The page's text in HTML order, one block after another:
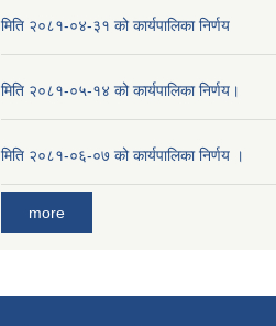
मिति २०८१-०४-३१ को कार्यपालिका निर्णय
मिति २०८१-०५-१४ को कार्यपालिका निर्णय।
मिति २०८१-०६-०७ को कार्यपालिका निर्णय ।
more